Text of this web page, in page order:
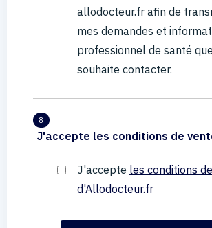
allodocteur.fr afin de
mes demandes et
professionnel de santé
souhaite contacter.
8
J'accepte les conditions de
J'accepte les conditions
d'Allodocteur.fr